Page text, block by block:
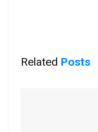
Related Posts